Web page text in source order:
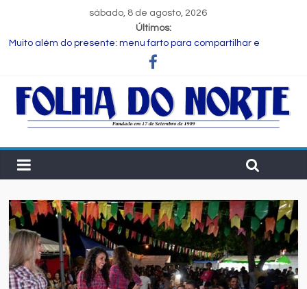
sábado, 8 de agosto, 2026
Últimos:
Muito além do presente: menu farto para compartilhar e
cérebro masculino
Central de Eleições da Rede Bahia inicia nova rodada de
entrevistas com os candidatos ao Governo do Estado
em quatro praças.
Bruno Reis e Zé Cocá são recebidos por Wilson Cardoso para
visita às obras de modernização da UPB e destacam união do